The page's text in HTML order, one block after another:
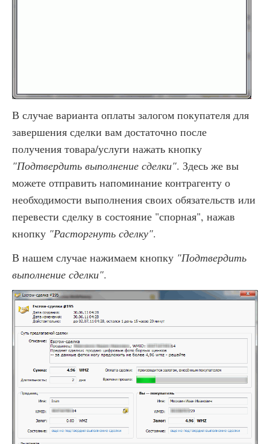
В случае варианта оплаты залогом покупателя для
завершения сделки вам достаточно после
получения товара/услуги нажать кнопку
"Подтвердить выполнение сделки". Здесь же вы
можете отправить напоминание контрагенту о
необходимости выполнения своих обязательств или
перевести сделку в состояние "спорная", нажав
кнопку "Расторгнуть сделку".
В нашем случае нажимаем кнопку "Подтвердить
выполнение сделки".